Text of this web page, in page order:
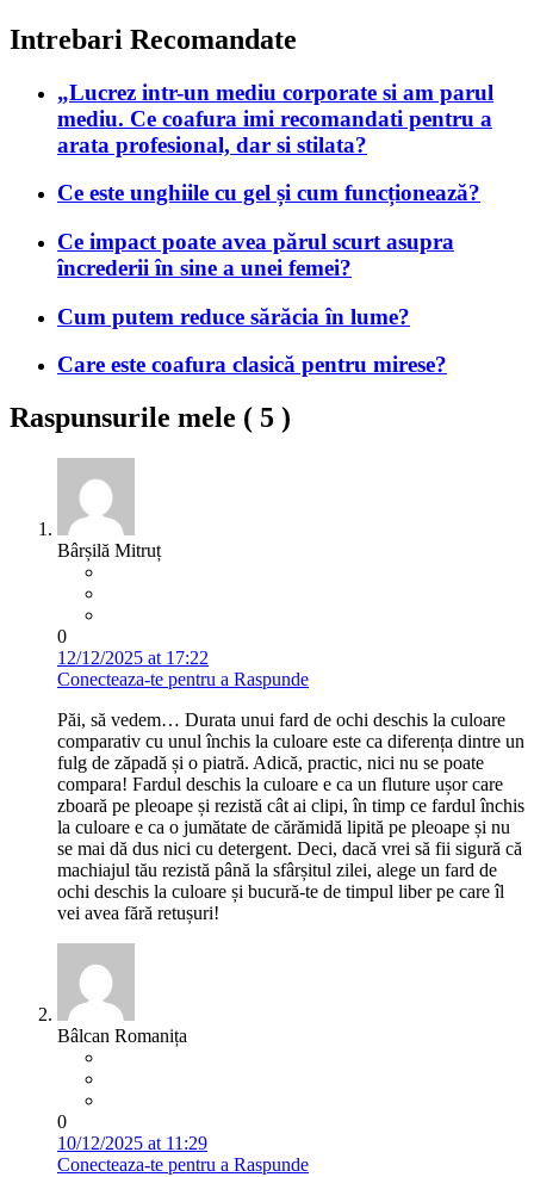
Intrebari Recomandate
„Lucrez intr-un mediu corporate si am parul
mediu. Ce coafura imi recomandati pentru a
arata profesional, dar si stilata?
Ce este unghiile cu gel și cum funcționează?
Ce impact poate avea părul scurt asupra
încrederii în sine a unei femei?
Cum putem reduce sărăcia în lume?
Care este coafura clasică pentru mirese?
Raspunsurile mele ( 5 )
Bârșilă Mitruț
0
12/12/2025 at 17:22
Conecteaza-te pentru a Raspunde
Păi, să vedem… Durata unui fard de ochi deschis la culoare
comparativ cu unul închis la culoare este ca diferența dintre un
fulg de zăpadă și o piatră. Adică, practic, nici nu se poate
compara! Fardul deschis la culoare e ca un fluture ușor care
zboară pe pleoape și rezistă cât ai clipi, în timp ce fardul închis
la culoare e ca o jumătate de cărămidă lipită pe pleoape și nu
se mai dă dus nici cu detergent. Deci, dacă vrei să fii sigură că
machiajul tău rezistă până la sfârșitul zilei, alege un fard de
ochi deschis la culoare și bucură-te de timpul liber pe care îl
vei avea fără retușuri!
Bâlcan Romanița
0
10/12/2025 at 11:29
Conecteaza-te pentru a Raspunde